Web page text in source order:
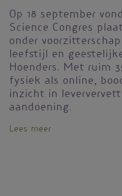
Op 18 september
Science Congres
onder
leefstijl en
Hoenders. Met ruim
fysiek als online,
inzicht in
aandoening.
Lees meer